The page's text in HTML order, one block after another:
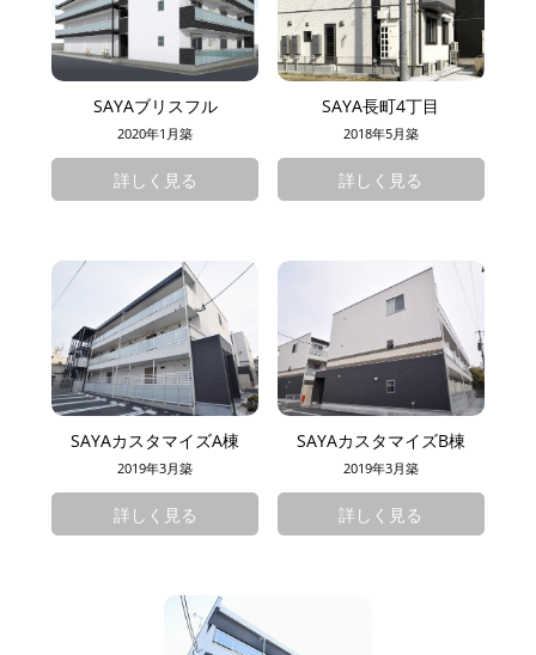
SAYAブリスフル
2020年1月築
詳しく見る
SAYA長町4丁目
2018年5月築
詳しく見る
SAYAカスタマイズA棟
2019年3月築
詳しく見る
SAYAカスタマイズB棟
2019年3月築
詳しく見る